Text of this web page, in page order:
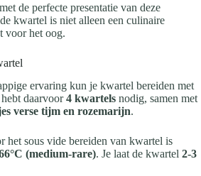
de perfecte presentatie van deze
kwartel is niet alleen een culinaire
voor het oog.
ervaring kun je kwartel bereiden met
hebt daarvoor4 kwartels nodig, samen met
verse tijm en rozemarijn.
het sous vide bereiden van kwartel is
(medium-rare). Je laat de kwartel 2-3